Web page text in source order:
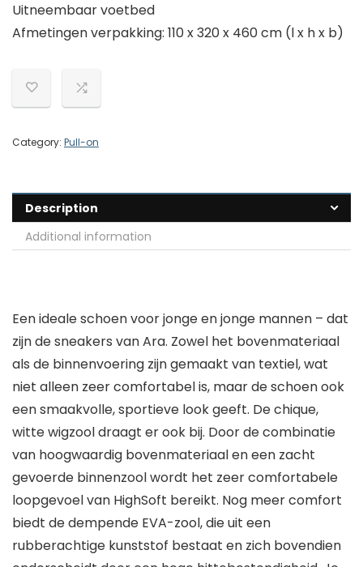
Uitneembaar voetbed
Afmetingen verpakking: 110 x 320 x 460 cm (l x h x b)
Category: Pull-on
Description
Additional information
Een ideale schoen voor jonge en jonge mannen – dat
zijn de sneakers van Ara. Zowel het bovenmateriaal
als de binnenvoering zijn gemaakt van textiel, wat
niet alleen zeer comfortabel is, maar de schoen ook
een smaakvolle, sportieve look geeft. De chique,
witte wigzool draagt er ook bij. Door de combinatie
van hoogwaardig bovenmateriaal en een zacht
gevoerde binnenzool wordt het zeer comfortabele
loopgevoel van HighSoft bereikt. Nog meer comfort
biedt de dempende EVA-zool, die uit een
rubberachtige kunststof bestaat en zich bovendien